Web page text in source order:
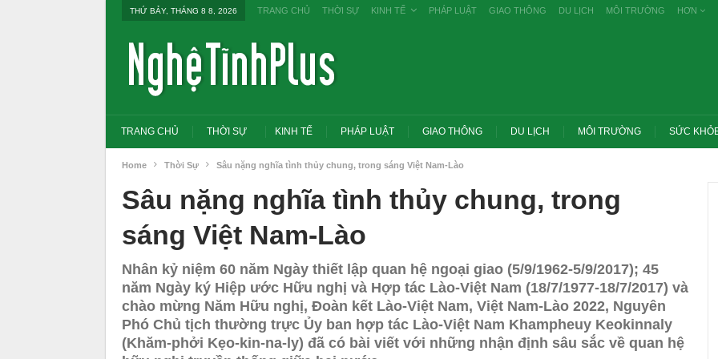
THỨ BẢY, THÁNG 8 8, 2026 TRANG CHỦ THỜI SỰ KINH TẾ PHÁP LUẬT GIAO THÔNG DU LỊCH MÔI TRƯỜNG HƠN
TRANG CHỦ THỜI SỰ KINH TẾ PHÁP LUẬT GIAO THÔNG DU LỊCH MÔI TRƯỜNG SỨC
Home Thời Sự Sâu nặng nghĩa tình thủy chung, trong sáng Việt Nam-Lào
Sâu nặng nghĩa tình thủy chung, trong
sáng Việt Nam-Lào
Nhân kỷ niệm 60 năm Ngày thiết lập quan hệ ngoại giao (5/9/1962-5/9/2017); 45
năm Ngày ký Hiệp ước Hữu nghị và Hợp tác Lào-Việt Nam (18/7/1977-18/7/2017) và
chào mừng Năm Hữu nghị, Ðoàn kết Lào-Việt Nam, Việt Nam-Lào 2022, Nguyên
Phó Chủ tịch thường trực Ủy ban hợp tác Lào-Việt Nam Khampheuy Keokinnaly
(Khăm-phởi Kẹo-kin-na-ly) đã có bài viết với những nhận định sâu sắc về quan hệ
Tổng Bí thư, Chủ tịch nước yêu cầu thay
đổi tư duy bằng cấp sang nghề nghiệp
Thủ tướng: Xử lý nghiêm các vụ tiêu cực
thi THPT, công bố công khai
Trang chủ -> Bất động sản Đề xuất đánh
thuế cao với đất bỏ hoang, hạn chế đầu
cơ…